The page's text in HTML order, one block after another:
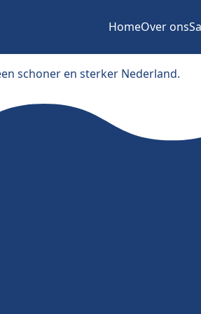
HomeOver ons
schoner en sterker Nederland.